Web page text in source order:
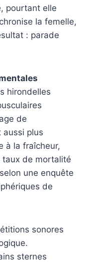
pourtant elle
la femelle,
: parade
hirondelles
de
plus
à la fraîcheur,
taux de mortalité
une enquête
de
sonores
sternes